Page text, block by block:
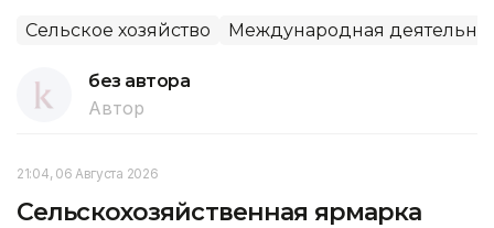
Сельское хозяйство Международная
без автора
Автор
21:04, 06 Августа 2026
Сельскохозяйственная ярмарка